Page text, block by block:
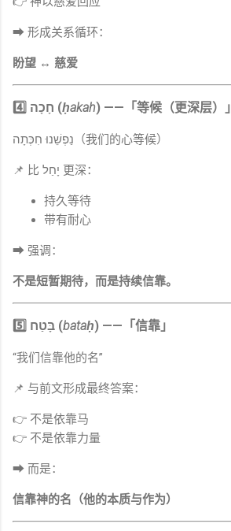
➡ 形成关系循环：
盼望 ↔ 慈爱
4️⃣ חָכָה (ḥakah) ——「等候（更深层）」
נַפְשֵׁנוּ חִכְּתָה（我们的心等候）
📌 比 יָחַל 更深：
持久等待
带有耐心
➡ 强调：
不是短暂期待，而是持续信靠。
5️⃣ בָּטַח (bataḥ) ——「信靠」
“我们信靠他的名”
📌 与前文形成最终答案：
👉 不是依靠马
👉 不是依靠力量
➡ 而是：
信靠神的名（他的本质与作为）